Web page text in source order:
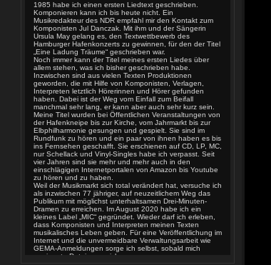
1985 habe ich einen ersten Liedtext geschrieben.
Komponieren kann ich bis heute nicht. Ein
Musikredakteur des NDR empfahl mir den Kontakt zum
Komponisten Jul Danczak. Mit ihm und der Sängerin
Ursula May gelang es, den Textwettbewerb des
Hamburger Hafenkonzerts zu gewinnen, für den der Titel
„Eine Ladung Träume“ geschrieben war.
Noch immer kann der Titel meines ersten Liedes über
allem stehen, was ich bisher geschrieben habe.
Inzwischen sind aus vielen Texten Produktionen
geworden, die mit Hilfe von Komponisten, Verlagen,
Interpreten letztlich Hörerinnen und Hörer gefunden
haben. Dabei ist der Weg vom Einfall zum Beifall
manchmal sehr lang, er kann aber auch sehr kurz sein.
Meine Titel wurden bei Öffentlichen Veranstaltungen von
der Hafenkneipe bis zur Kirche, vom Jahrmarkt bis zur
Elbphilharmonie gesungen und gespielt. Sie sind im
Rundfunk zu hören und ein paar von ihnen haben es bis
ins Fernsehen geschafft. Sie erschienen auf CD, LP, MC,
nur Schellack und Vinyl-Singles habe ich verpasst. Seit
vier Jahren sind sie mehr und mehr auch in den
einschlägigen Internetportalen von Amazon bis Youtube
zu hören und zu haben.
Weil der Musikmarkt sich total verändert hat, versuche ich
als inzwischen 77 jähriger, auf neuzeitlichem Weg das
Publikum mit möglichst unterhaltsamen Drei-Minuten-
Dramen zu erreichen. Im August 2020 habe ich ein
kleines Label „MIC“ gegründet. Wieder darf ich erleben,
dass Komponisten und Interpreten meinen Texten
musikalisches Leben geben. Für eine Veröffentlichung im
Internet und die unvermeidbare Verwaltungsarbeit wie
GEMA-Anmeldungen sorge ich selbst, sobald mich
geeignete Dateien erreichen.